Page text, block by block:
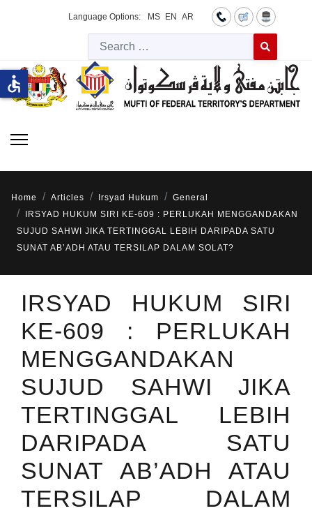
Language Options: MS EN AR
Type 2 or
Home Articles Irsyad Hukum
General
IRSYAD HUKUM SIRI KE-609 : PERLUKAH MENGGANDAKAN
SUJUD SAHWI JIKA TERTINGGAL LEBIH DARIPADA SATU
SUNAT AB’ADH ATAU TERSILAP DALAM SOLAT?
IRSYAD HUKUM SIRI
KE-609 : PERLUKAH
MENGGANDAKAN
SUJUD SAHWI JIKA
TERTINGGAL LEBIH
DARIPADA SATU
SUNAT AB’ADH ATAU
TERSILAP DALAM
accessible